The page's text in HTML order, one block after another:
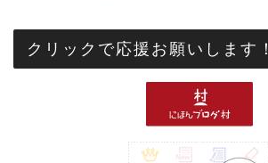
クリックで応援お願いします！